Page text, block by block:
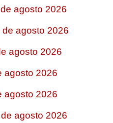
agosto 2026
agosto 2026
agosto 2026
agosto 2026
agosto 2026
agosto 2026